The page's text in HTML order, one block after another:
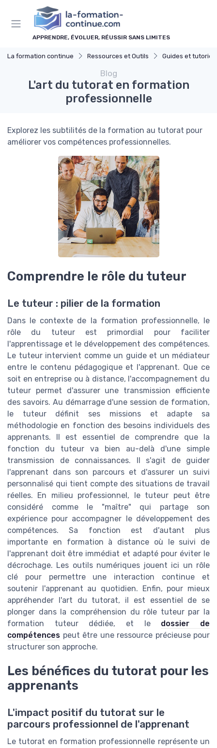
APPRENDRE, ÉVOLUER, RÉUSSIR SANS LIMITES
La formation continue Ressources et Outils Guides et tutoriels
Blog
L'art du tutorat en formation
professionnelle
Explorez les subtilités de la formation au tutorat pour
améliorer vos compétences professionnelles.
Comprendre le rôle du tuteur
Le tuteur : pilier de la formation
Dans le contexte de la formation professionnelle, le
rôle du tuteur est primordial pour faciliter
l'apprentissage et le développement des compétences.
Le tuteur intervient comme un guide et un médiateur
entre le contenu pédagogique et l'apprenant. Que ce
soit en entreprise ou à distance, l'accompagnement du
tuteur permet d'assurer une transmission efficiente
des savoirs. Au démarrage d'une session de formation,
le tuteur définit ses missions et adapte sa
méthodologie en fonction des besoins individuels des
apprenants. Il est essentiel de comprendre que la
fonction du tuteur va bien au-delà d'une simple
transmission de connaissances. Il s'agit de guider
l'apprenant dans son parcours et d'assurer un suivi
personnalisé qui tient compte des situations de travail
réelles. En milieu professionnel, le tuteur peut être
considéré comme le "maître" qui partage son
expérience pour accompagner le développement des
compétences. Sa fonction est d'autant plus
importante en formation à distance où le suivi de
l'apprenant doit être immédiat et adapté pour éviter le
décrochage. Les outils numériques jouent ici un rôle
clé pour permettre une interaction continue et
soutenir l'apprenant au quotidien. Enfin, pour mieux
appréhender l'art du tutorat, il est essentiel de se
plonger dans la compréhension du rôle tuteur par la
formation tuteur dédiée, et le dossier de
compétences peut être une ressource précieuse pour
structurer son approche.
Les bénéfices du tutorat pour les
apprenants
L'impact positif du tutorat sur le
parcours professionnel de l'apprenant
Le tutorat en formation professionnelle représente un
Panneau de gestion des cookies